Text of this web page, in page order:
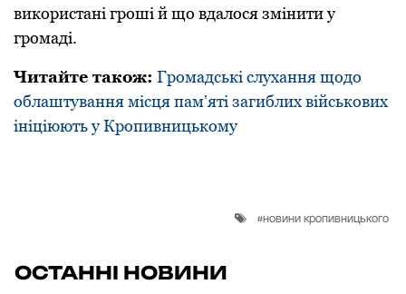
використані гроші й що вдалося змінити у
громаді.
Читайте також: Громадські слухання щодо
облаштування місця памʼяті загиблих військових
ініціюють у Кропивницькому
новини кропивницького
ОСТАННІ НОВИНИ